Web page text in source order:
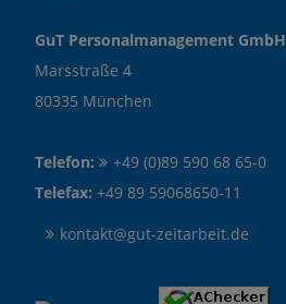
GuT Personalmanagement GmbH
Marsstraße 4
80335 München
Telefon:
+49 (0)89 590 68 65-0
Telefax: +49 89 59068650-11
kontakt@gut-zeitarbeit.de